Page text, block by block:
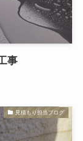
事
見積もり担当ブログ